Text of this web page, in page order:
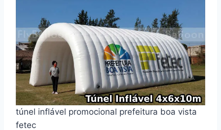
túnel inflável promocional prefeitura boa vista
fetec